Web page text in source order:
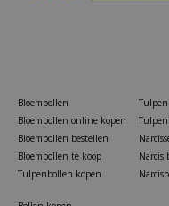
Bloembollen
Bloembollen online kopen
Bloembollen bestellen
Bloembollen te koop
Tulpenbollen kopen
Narcis